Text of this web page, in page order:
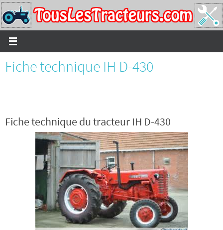
Passer
vers
le
contenu
Fiche technique IH D-430
Fiche technique du tracteur IH D-430